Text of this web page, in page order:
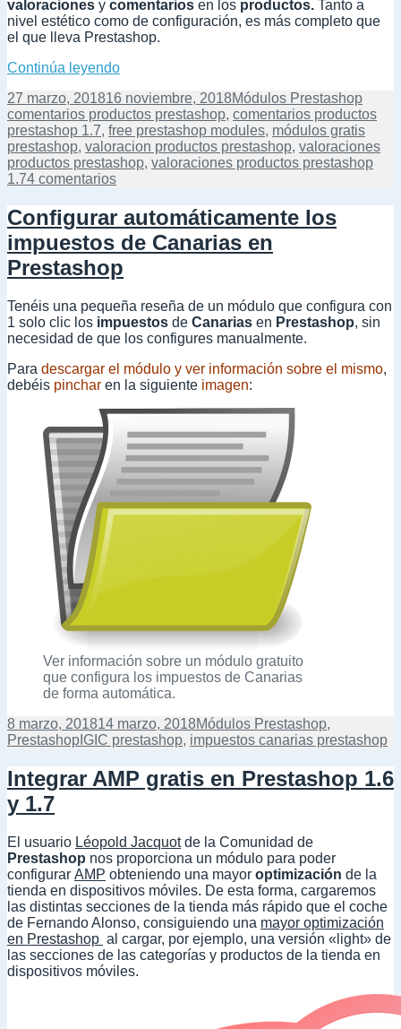
valoraciones y comentarios en los productos. Tanto a
nivel estético como de configuración, es más completo que
el que lleva Prestashop.
Continúa leyendoOtro módulo de comentarios y valoraciones
Publicado
el
27 marzo, 201816 noviembre, 2018Categorías
Módulos Prestashop
comentarios productos prestashop, comentarios productos
prestashop 1.7, free prestashop modules, módulos gratis
prestashop, valoracion productos prestashop, valoraciones
productos prestashop, valoraciones productos prestashop
1.74 comentariosen
módulo
de
comentarios
y
valoraciones
productos
para
Prestashop
Configurar automáticamente los
impuestos de Canarias en
Prestashop
Tenéis una pequeña reseña de un módulo que configura con
1 solo clic los impuestos de Canarias en Prestashop, sin
necesidad de que los configures manualmente.
Para descargar el módulo y ver información sobre el mismo,
debéis pinchar en la siguiente imagen:
Ver información sobre un módulo gratuito
que configura los impuestos de Canarias
de forma automática.
Publicado
el
8 marzo, 201814 marzo, 2018Categorías
Módulos Prestashop,
PrestashopEtiquetas
IGIC prestashop, impuestos canarias prestashop
Integrar AMP gratis en Prestashop 1.6
y 1.7
El usuario Léopold Jacquotde la Comunidad de
Prestashop nos proporciona un módulo para poder
configurar AMP obteniendo una mayor optimización de la
tienda en dispositivos móviles. De esta forma, cargaremos
las distintas secciones de la tienda más rápido que el coche
de Fernando Alonso, consiguiendo una mayor optimización
en Prestashop al cargar, por ejemplo, una versión «light» de
las secciones de las categorías y productos de la tienda en
dispositivos móviles.